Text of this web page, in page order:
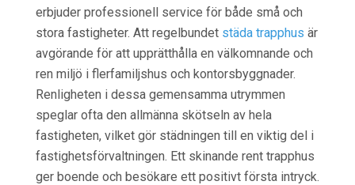
erbjuder professionell service för både små och
stora fastigheter. Att regelbundet städa trapphus är
avgörande för att upprätthålla en välkomnande och
ren miljö i flerfamiljshus och kontorsbyggnader.
Renligheten i dessa gemensamma utrymmen
speglar ofta den allmänna skötseln av hela
fastigheten, vilket gör städningen till en viktig del i
fastighetsförvaltningen. Ett skinande rent trapphus
ger boende och besökare ett positivt första intryck.